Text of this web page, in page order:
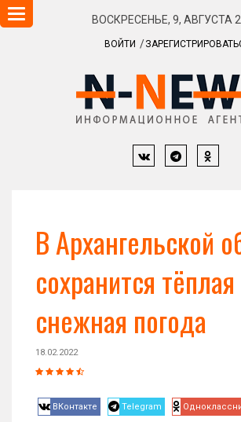
ВОСКРЕСЕНЬЕ, 9, АВГУСТА
ВОЙТИ
Навигация
В Архангельской
сохранится
снежная погода
18.02.2022
ВКонтакте Telegram